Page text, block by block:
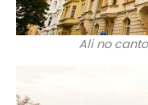
Ali no